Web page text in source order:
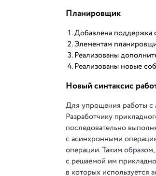
Планировщик
Добавлена поддержка
Элементам
Реализованы
Реализованы новые
Новый синтаксис
Для упрощения работы с
Разработчику
последовательно
с асинхронными
операции. Таким
с решаемой им
в которых используется